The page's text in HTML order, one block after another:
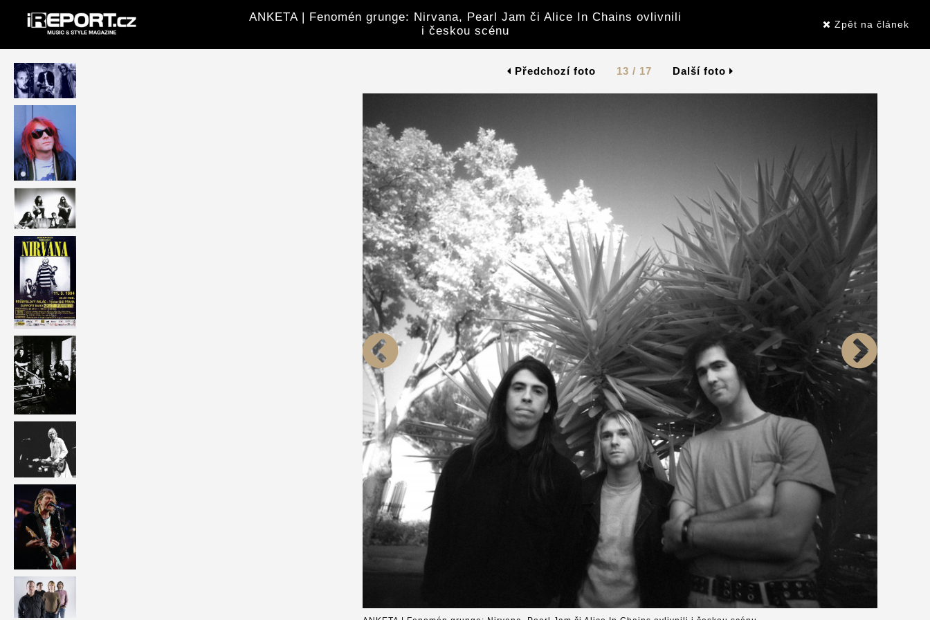
ANKETA | Fenomén grunge: Nirvana, Pearl Jam či Alice In Chains ovlivnili
i českou scénu
Zpět na článek
Předchozí foto 13 / 17 Další foto